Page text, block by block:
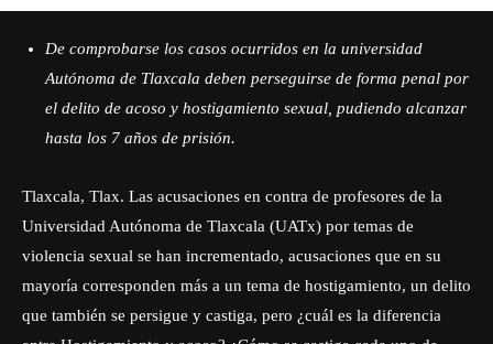
De comprobarse los casos ocurridos en la universidad
Autónoma de Tlaxcala deben perseguirse de forma penal por
el delito de acoso y hostigamiento sexual, pudiendo alcanzar
hasta los 7 años de prisión.
Tlaxcala, Tlax. Las acusaciones en contra de profesores de la
Universidad Autónoma de Tlaxcala (UATx) por temas de
violencia sexual se han incrementado, acusaciones que en su
mayoría corresponden más a un tema de hostigamiento, un delito
que también se persigue y castiga, pero ¿cuál es la diferencia